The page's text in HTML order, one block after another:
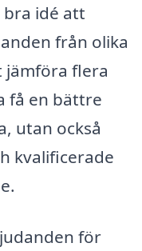
idé att
från olika
jämföra flera
få en bättre
utan också
kvalificerade
för